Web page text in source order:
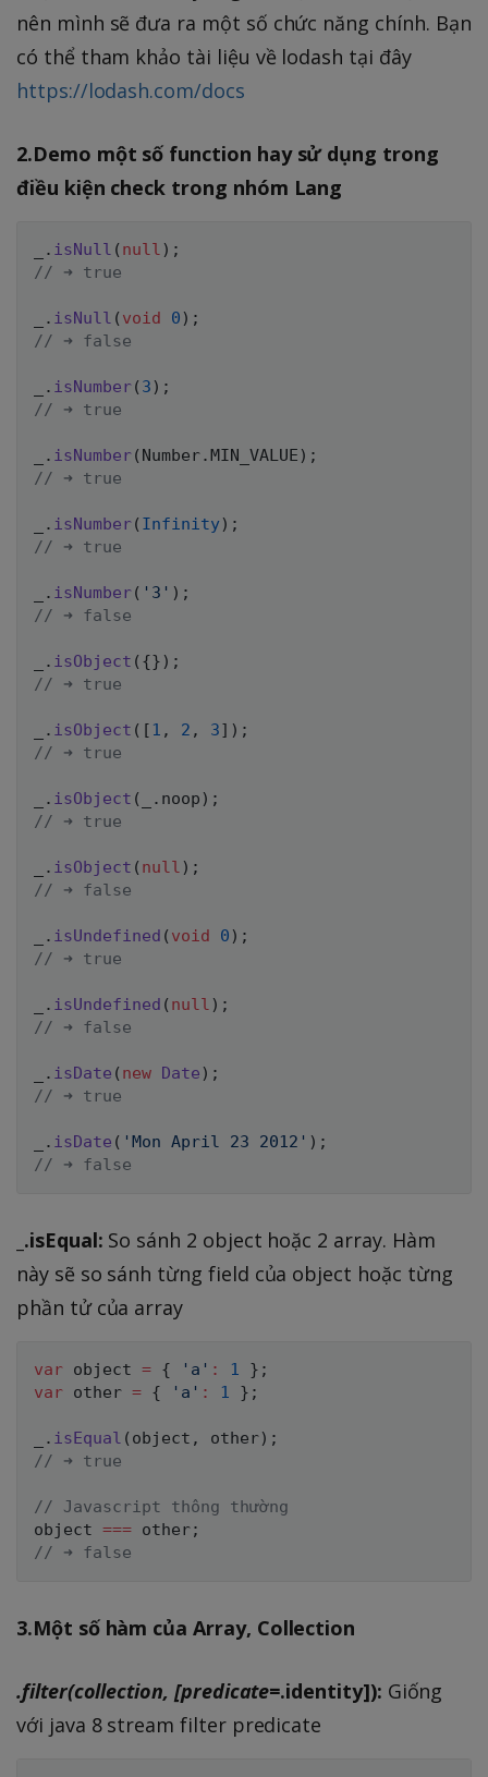
nên mình sẽ đưa ra một số chức năng chính. Bạn
có thể tham khảo tài liệu về lodash tại đây
https://lodash.com/docs
2.Demo một số function hay sử dụng trong
điều kiện check trong nhóm Lang
. isNull ( null ) ;
// ➜ true
. isNull ( void 0 ) ;
// ➜ false
. isNumber( 3 ) ;
// ➜ true
. isNumber( Number.MIN_VALUE ) ;
// ➜ true
. isNumber( Infinity) ;
// ➜ true
. isNumber( '3' ) ;
// ➜ false
. isObject ( {} ) ;
// ➜ true
. isObject ( [ 1 , 2 , 3] ) ;
// ➜ true
. isObject ( . noop ) ;
// ➜ true
. isObject ( null ) ;
// ➜ false
. isUndefined ( void 0 ) ;
// ➜ true
. isUndefined ( null ) ;
// ➜ false
. isDate ( new Date ) ;
// ➜ true
. isDate ( 'Mon April 23 2012' ) ;
// ➜ false
_.isEqual: So sánh 2 object hoặc 2 array. Hàm
này sẽ so sánh từng field của object hoặc từng
phần tử của array
var object = { 'a' : 1 } ;
var other = { 'a' : 1 } ;
. isEqual ( object , other) ;
// ➜ true
// Javascript thông thường
object === other;
// ➜ false
3.Một số hàm của Array, Collection
.filter(collection, [predicate=.identity]): Giống
với java 8 stream filter predicate